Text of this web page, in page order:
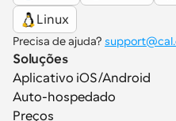
Linux
Precisa de ajuda?
Soluções
Aplicativo iOS/Android
Auto-hospedado
Preços